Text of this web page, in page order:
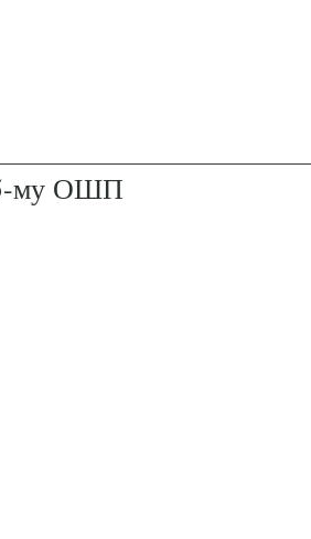
му ОШП